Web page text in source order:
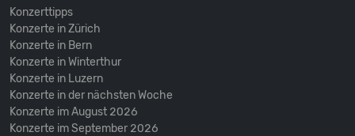
Konzerttipps
Konzerte in Zürich
Konzerte in Bern
Konzerte in Winterthur
Konzerte in Luzern
Konzerte in der nächsten Woche
Konzerte im August 2026
Konzerte im September 2026